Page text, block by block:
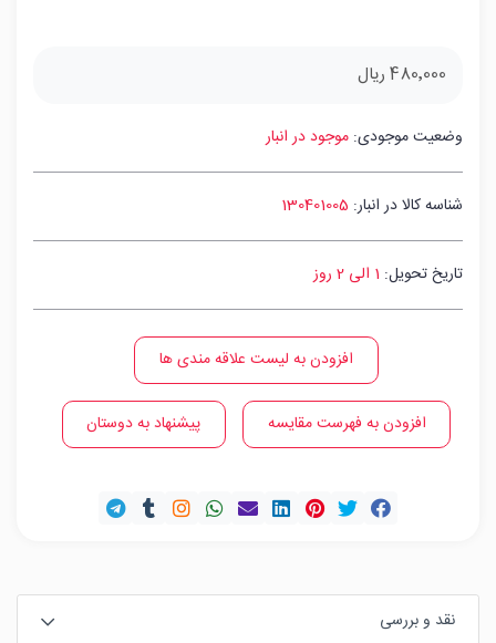
480٬000 ریال
وضعیت موجودی: موجود در انبار
شناسه کالا در انبار: 130401005
تاریخ تحویل: 1 الی 2 روز
افزودن به لیست علاقه مندی ها
افزودن به فهرست مقایسه پیشنهاد به دوستان
نقد و بررسی